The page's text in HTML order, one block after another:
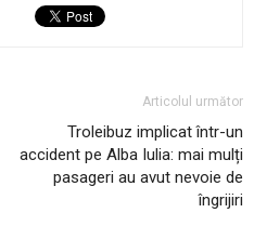
Articolul următor
Troleibuz implicat într-un
accident pe Alba Iulia: mai mulți
pasageri au avut nevoie de
îngrijiri